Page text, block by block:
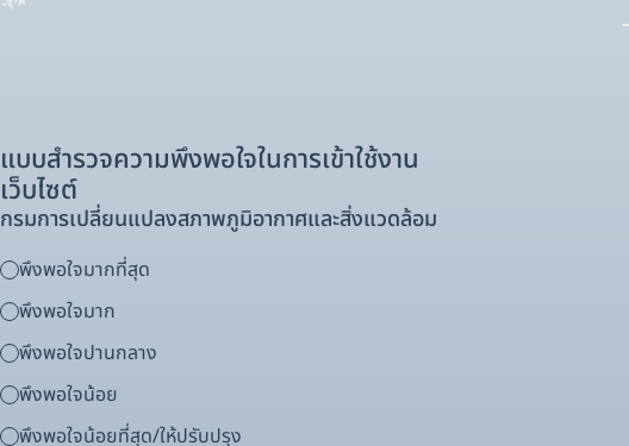
แบบสำรวจความพึงพอใจในการเข้าใช้งาน
เว็บไซต์
กรมการเปลี่ยนแปลงสภาพภูมิอากาศและสิ่งแวดล้อม
พึงพอใจมากที่สุด
พึงพอใจมาก
พึงพอใจปานกลาง
พึงพอใจน้อย
พึงพอใจน้อยที่สุด/ให้ปรับปรุง